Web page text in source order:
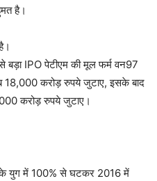
है।
बड़ा IPO पेटीएम की मूल फर्म वन97
18,000 करोड़ रुपये जुटाए, इसके बाद
करोड़ रुपये जुटाए।
के युग में 100% से घटकर 2016 में